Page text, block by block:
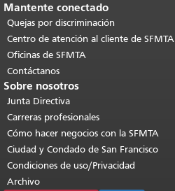
Mantente conectado
Quejas por discriminación
Centro de atención al cliente de SFMTA
Oficinas de SFMTA
Contáctanos
Sobre nosotros
Junta Directiva
Carreras profesionales
Cómo hacer negocios con la SFMTA
Ciudad y Condado de San Francisco
Condiciones de uso/Privacidad
Archivo